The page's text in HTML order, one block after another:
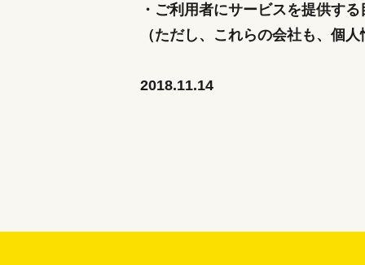
・ご利用者にサービスを提供す
（ただし、これらの会社も、個
2018.11.14